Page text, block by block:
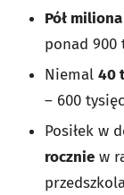
Pół
ponad 900
Niemal 40
– 600
Posiłek w
rocznie w